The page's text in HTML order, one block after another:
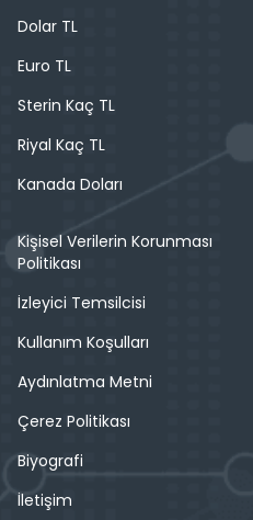
Dolar TL
Euro TL
Sterin Kaç TL
Riyal Kaç TL
Kanada Doları
Kişisel Verilerin Korunması
Politikası
İzleyici Temsilcisi
Kullanım Koşulları
Aydınlatma Metni
Çerez Politikası
Biyografi
İletişim